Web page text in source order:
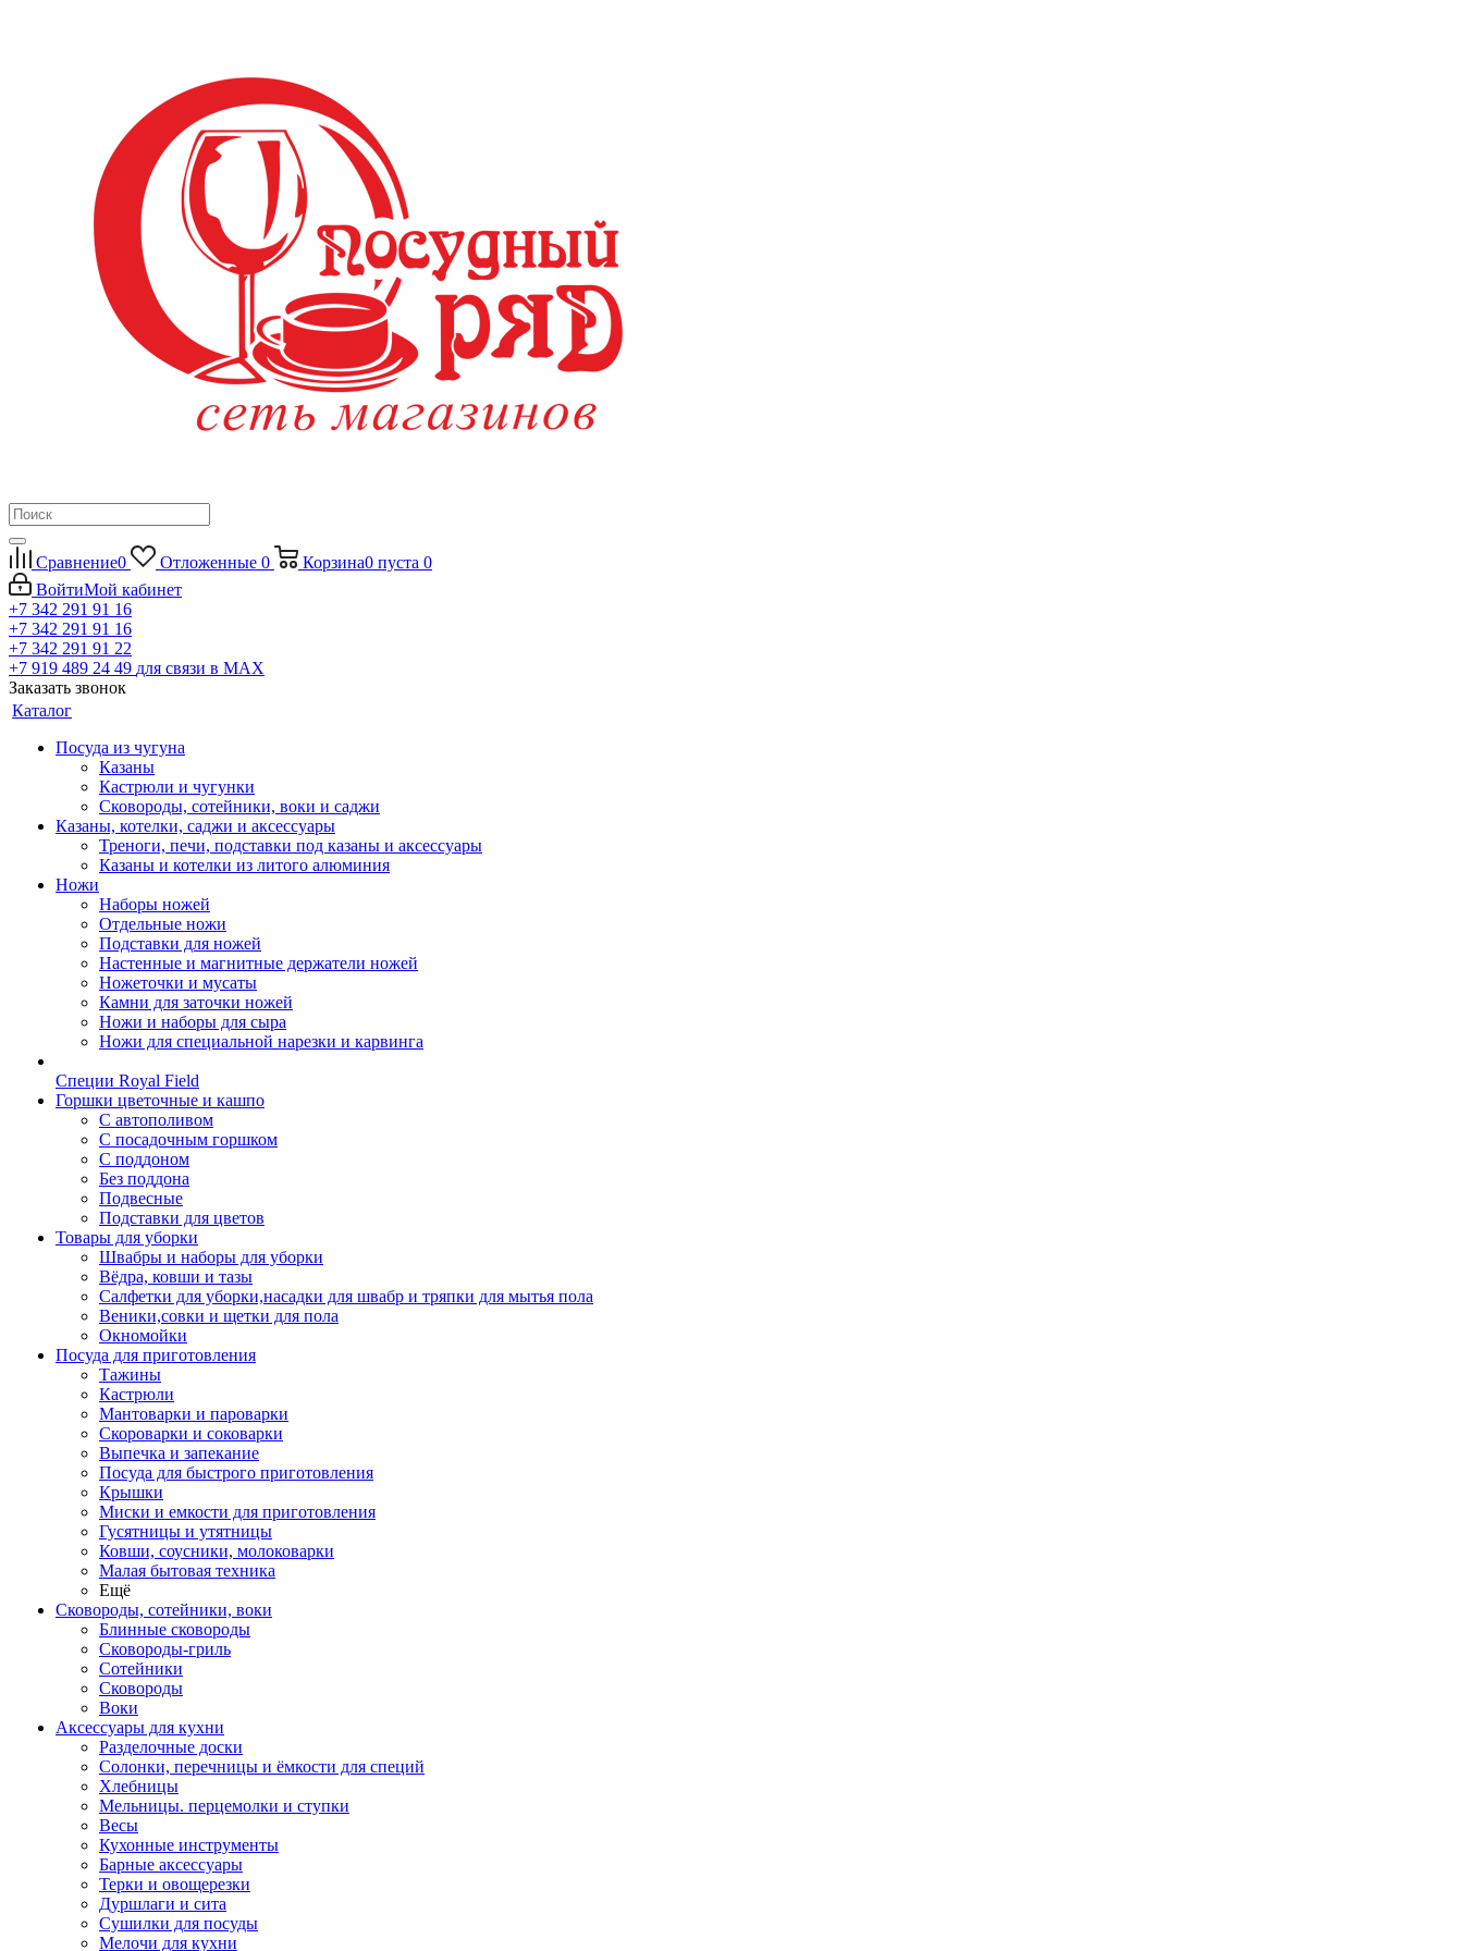
Сравнение0 Отложенные 0 Корзина0 пуста 0
ВойтиМой кабинет
+7 342 291 91 16
+7 342 291 91 16
+7 342 291 91 22
+7 919 489 24 49 для связи в МАХ
Заказать звонок
Каталог
Посуда из чугуна
Казаны
Кастрюли и чугунки
Сковороды, сотейники, воки и саджи
Казаны, котелки, саджи и аксессуары
Треноги, печи, подставки под казаны и аксессуары
Казаны и котелки из литого алюминия
Ножи
Наборы ножей
Отдельные ножи
Подставки для ножей
Настенные и магнитные держатели ножей
Ножеточки и мусаты
Камни для заточки ножей
Ножи и наборы для сыра
Ножи для специальной нарезки и карвинга
Специи Royal Field
Горшки цветочные и кашпо
С автополивом
С посадочным горшком
С поддоном
Без поддона
Подвесные
Подставки для цветов
Товары для уборки
Швабры и наборы для уборки
Вёдра, ковши и тазы
Салфетки для уборки,насадки для швабр и тряпки для мытья пола
Веники,совки и щетки для пола
Окномойки
Посуда для приготовления
Тажины
Кастрюли
Мантоварки и пароварки
Скороварки и соковарки
Выпечка и запекание
Посуда для быстрого приготовления
Крышки
Миски и емкости для приготовления
Гусятницы и утятницы
Ковши, соусники, молоковарки
Малая бытовая техника
Ещё
Сковороды, сотейники, воки
Блинные сковороды
Сковороды-гриль
Сотейники
Сковороды
Воки
Аксессуары для кухни
Разделочные доски
Солонки, перечницы и ёмкости для специй
Хлебницы
Мельницы. перцемолки и ступки
Весы
Кухонные инструменты
Барные аксессуары
Терки и овощерезки
Дуршлаги и сита
Сушилки для посуды
Мелочи для кухни